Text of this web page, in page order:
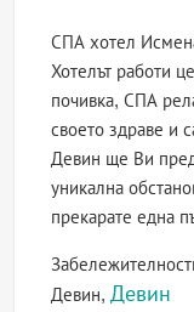
СПА хотел
Хотелът работи
почивка, СПА
своето здраве и
Девин ще Ви
уникална
прекарате една
Девин, Девин